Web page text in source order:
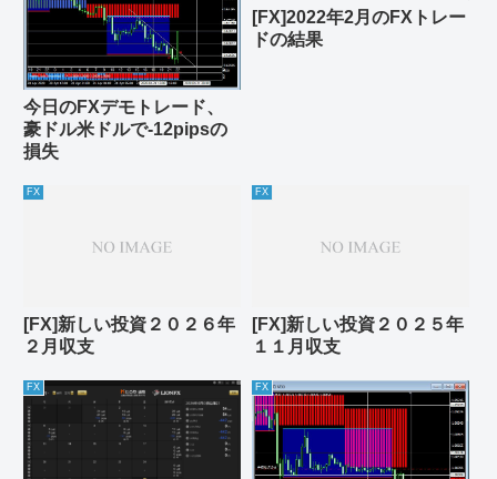
今日のFXデモトレード、
豪ドル米ドルで-12pipsの
損失
[FX]2022年2月のFXトレー
ドの結果
FX
[FX]新しい投資２０２６年
２月収支
FX
[FX]新しい投資２０２５年
１１月収支
FX FX